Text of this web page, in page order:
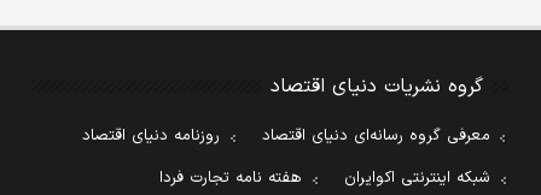
گروه نشریات دنیای اقتصاد
معرفی گروه رسانه‌ای دنیای اقتصاد
روزنامه دنیای اقتصاد
شبکه اینترنتی اکوایران
هفته نامه تجارت فردا